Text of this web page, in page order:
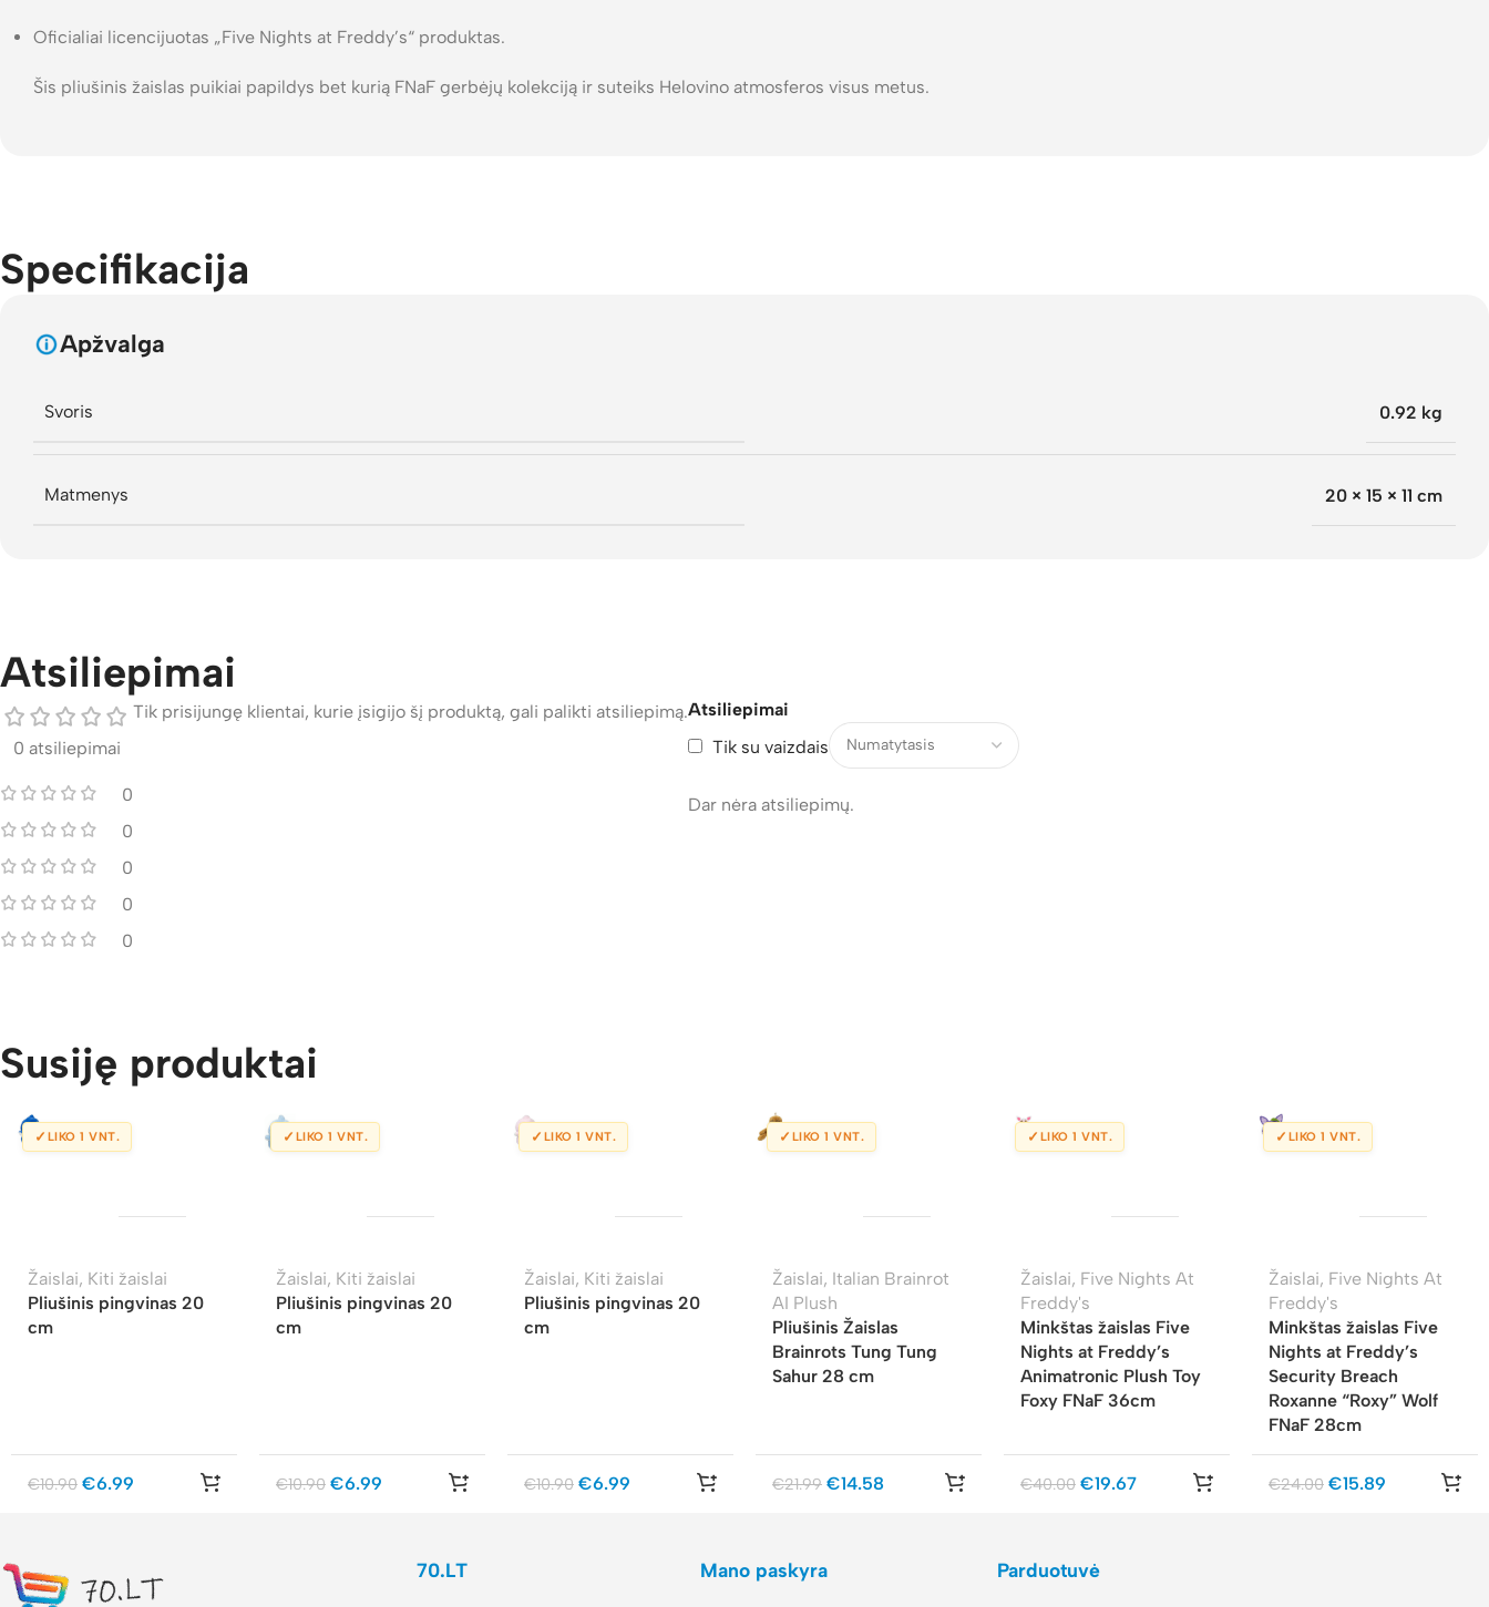
Oficialiai licencijuotas „Five Nights at Freddy’s“ produktas.
Šis pliušinis žaislas puikiai papildys bet kurią FNaF gerbėjų kolekciją ir suteiks Helovino atmosferos visus metus.
Specifikacija
Apžvalga
Svoris 0.92 kg
Matmenys 20 × 15 × 11 cm
Atsiliepimai
0 atsiliepimai
0
0
0
0
0
Atsiliepimai
Tik su vaizdais
Dar nėra atsiliepimų.
Tik prisijungę klientai, kurie įsigijo šį produktą, gali palikti atsiliepimą.
Susiję produktai
✓ LIKO 1 VNT.
Žaislai, Kiti žaislai
Pliušinis pingvinas 20
cm
€10.90 €6.99
✓ LIKO 1 VNT.
Žaislai, Kiti žaislai
Pliušinis pingvinas 20
cm
€10.90 €6.99
✓ LIKO 1 VNT.
Žaislai, Kiti žaislai
Pliušinis pingvinas 20
cm
€10.90 €6.99
✓ LIKO 1 VNT.
Žaislai, Italian Brainrot
AI Plush
Pliušinis Žaislas
Brainrots Tung Tung
Sahur 28 cm
€21.99 €14.58
✓ LIKO 1 VNT.
Žaislai, Five Nights At
Freddy's
Minkštas žaislas Five
Nights at Freddy’s
Animatronic Plush Toy
Foxy FNaF 36cm
€40.00 €19.67
✓ LIKO 1 VNT.
Žaislai, Five Nights At
Freddy's
Minkštas žaislas Five
Nights at Freddy’s
Security Breach
Roxanne “Roxy” Wolf
FNaF 28cm
€24.00 €15.89
70.LT Mano paskyra Parduotuvė